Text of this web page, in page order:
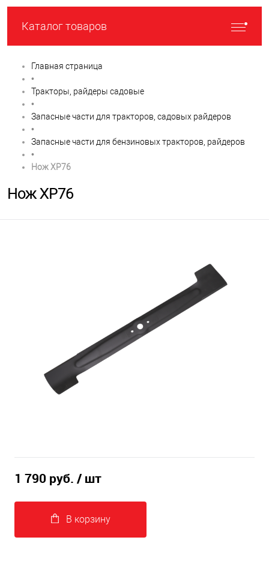
Каталог товаров
Главная страница
•
Тракторы, райдеры садовые
•
Запасные части для тракторов, садовых райдеров
•
Запасные части для бензиновых тракторов, райдеров
•
Нож XP76
Нож XP76
1 790 руб. / шт
В корзину